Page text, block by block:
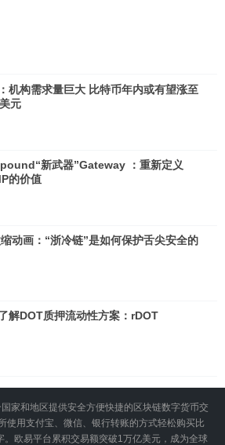
机构需求量巨大 比特币年内或有望涨至
元
新武器”Gateway ：重新定义
的价值
动画：“浙冷链”是如何保护舌尖安全的
解DOT质押流动性方案：rDOT
家和地区提供安全方便快捷的区块链数字货币交
使用支付宝、微信、银行转账的方式轻松购买比
。欧易平台累积交易额突破1万亿美元，成为全球